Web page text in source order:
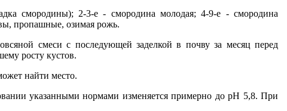
смо­родины); 2-3-е - смородина молодая; 4-9-е - смородина
пропашные, озимая рожь.
смеси с последующей заделкой в почву за месяц пе­ред
росту кустов.
найти место.
указанными нормами изменяется примерно до рН 5,8. При